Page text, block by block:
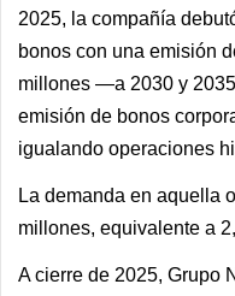
2025, la compañía
bonos con una emisión
millones —a 2030 y
emisión de bonos
igualando operaciones
La demanda en aquella
millones, equivalente a
A cierre de 2025, Grupo